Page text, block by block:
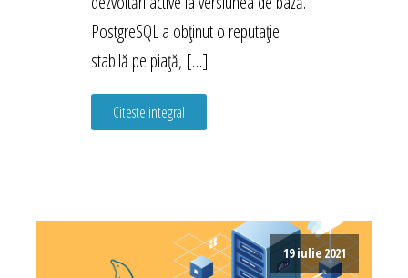
PostgreSQL a obținut o reputație
stabilă pe piață, […]
Citeste integral
19 iulie 2021